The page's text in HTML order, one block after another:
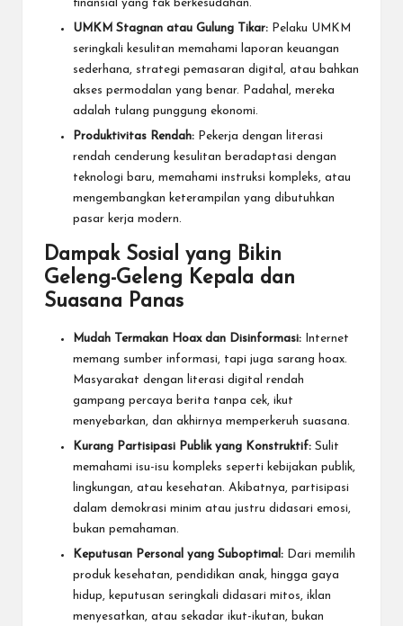
finansial yang tak berkesudahan.
UMKM Stagnan atau Gulung Tikar: Pelaku UMKM
seringkali kesulitan memahami laporan keuangan
sederhana, strategi pemasaran digital, atau bahkan
akses permodalan yang benar. Padahal, mereka
adalah tulang punggung ekonomi.
Produktivitas Rendah: Pekerja dengan literasi
rendah cenderung kesulitan beradaptasi dengan
teknologi baru, memahami instruksi kompleks, atau
mengembangkan keterampilan yang dibutuhkan
pasar kerja modern.
Dampak Sosial yang Bikin
Geleng-Geleng Kepala dan
Suasana Panas
Mudah Termakan Hoax dan Disinformasi: Internet
memang sumber informasi, tapi juga sarang hoax.
Masyarakat dengan literasi digital rendah
gampang percaya berita tanpa cek, ikut
menyebarkan, dan akhirnya memperkeruh suasana.
Kurang Partisipasi Publik yang Konstruktif: Sulit
memahami isu-isu kompleks seperti kebijakan publik,
lingkungan, atau kesehatan. Akibatnya, partisipasi
dalam demokrasi minim atau justru didasari emosi,
bukan pemahaman.
Keputusan Personal yang Suboptimal: Dari memilih
produk kesehatan, pendidikan anak, hingga gaya
hidup, keputusan seringkali didasari mitos, iklan
menyesatkan, atau sekadar ikut-ikutan, bukan